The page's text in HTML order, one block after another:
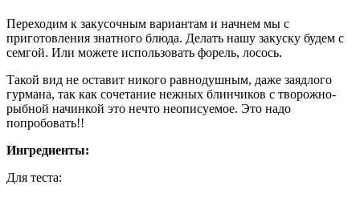
Переходим к закусочным вариантам и начнем мы с
приготовления знатного блюда. Делать нашу закуску будем с
семгой. Или можете использовать форель, лосось.
Такой вид не оставит никого равнодушным, даже заядлого
гурмана, так как сочетание нежных блинчиков с творожно-
рыбной начинкой это нечто неописуемое. Это надо
попробовать!!
Ингредиенты:
Для теста: